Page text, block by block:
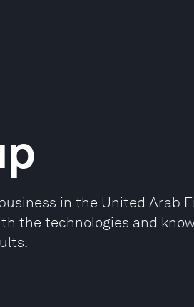
in the United Arab
the technologies and